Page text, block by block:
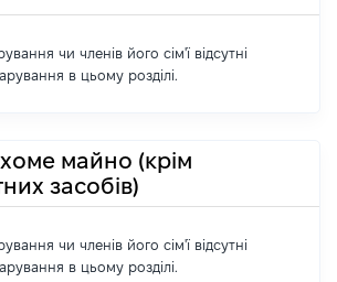
чи членів його сім'ї відсутні
в цьому розділі.
майно (крім
засобів)
чи членів його сім'ї відсутні
в цьому розділі.